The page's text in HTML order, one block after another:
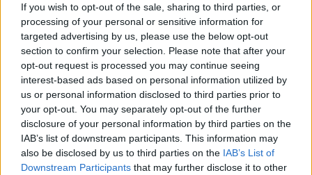
If you wish to opt-out of the sale, sharing to third parties, or
processing of your personal or sensitive information for
targeted advertising by us, please use the below opt-out
section to confirm your selection. Please note that after your
opt-out request is processed you may continue seeing
interest-based ads based on personal information utilized by
us or personal information disclosed to third parties prior to
your opt-out. You may separately opt-out of the further
disclosure of your personal information by third parties on the
IAB’s list of downstream participants. This information may
also be disclosed by us to third parties on the IAB’s List of
Downstream Participants that may further disclose it to other
sessão síncrona com formador nativo. A
metodologia da formação combina sessões
síncronas com formador e atividades na plataforma
YES’N’YOU ao longo de um cronograma de 14
semanas. Privilegia-se o compromisso individual
de cada um dos participantes dado que entre
sessões síncronas é mandatório fazer atividades
de digital learning na plataforma. Nas sessões com
formador nativo definiram-se temas relacionados
com a indústria, relação cliente (interno e externo) e
boas práticas na comunicação de indicadores de